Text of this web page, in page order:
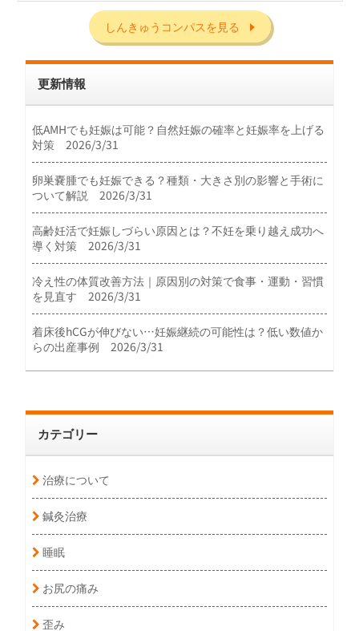
しんきゅうコンパスを見る
更新情報
低AMHでも妊娠は可能？自然妊娠の確率と妊娠率を上げる
対策 2026/3/31
卵巣嚢腫でも妊娠できる？種類・大きさ別の影響と手術に
ついて解説 2026/3/31
高齢妊活で妊娠しづらい原因とは？不妊を乗り越え成功へ
導く対策 2026/3/31
冷え性の体質改善方法｜原因別の対策で食事・運動・習慣
を見直す 2026/3/31
着床後hCGが伸びない…妊娠継続の可能性は？低い数値か
らの出産事例 2026/3/31
カテゴリー
治療について
鍼灸治療
睡眠
お尻の痛み
歪み